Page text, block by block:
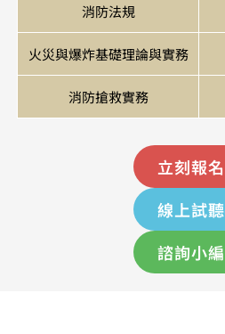
消防法規
火災與爆炸基礎理論與實務
消防搶救實務
立刻報名
線上試聽
諮詢小編